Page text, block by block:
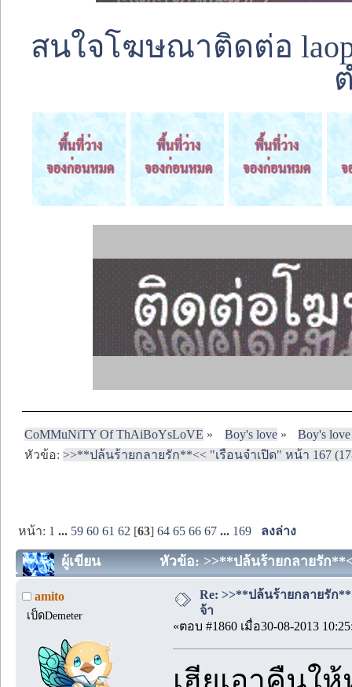
สนใจโฆษณาติดต่อ
CoMMuNiTY Of ThAiBoYsLoVE » Boy's love»
Boy's
หัวข้อ:>>**ปล้นร้ายกลายรัก**<< "เรือนจำเปิด" หน้า 167
หน้า: 1 ... 59 60 61 62 [63]64 65 66 67 ... 169 ลงล่าง
ผู้เขียน หัวข้อ: >>**ปล้นร้ายกลายรัก
amito
เป็ดDemeter
Re: >>**ปล้นร้ายกลายรัก
จ้า
«ตอบ #1860 เมื่อ30-08-2013
เฮียเอาคืนใ